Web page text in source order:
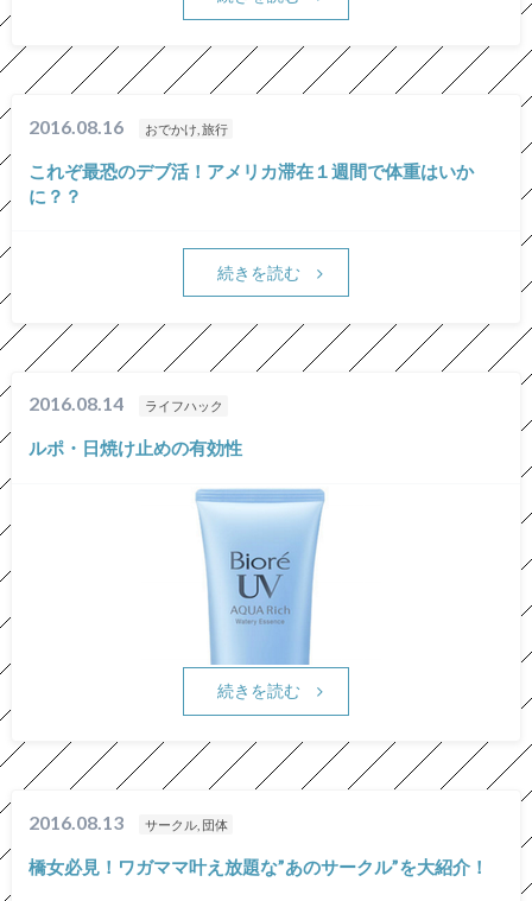
2016.08.16 おでかけ, 旅行
これぞ最恐のデブ活！アメリカ滞在１週間で体重はいか
に？？
続きを読む
2016.08.14 ライフハック
ルポ・日焼け止めの有効性
続きを読む
2016.08.13 サークル, 団体
橋女必見！ワガママ叶え放題な”あのサークル”を大紹介！